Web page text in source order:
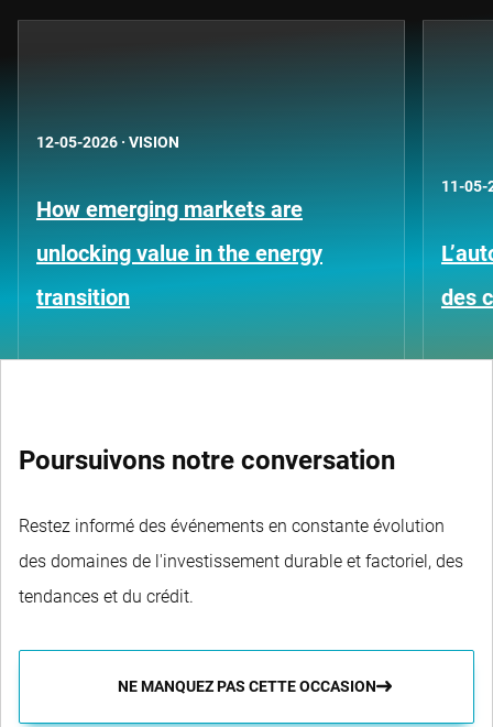
12-05-2026 · VISION
How emerging markets are
unlocking value in the energy
transition
11-05-
des
Poursuivons notre conversation
Restez informé des événements en constante évolution
des domaines de l'investissement durable et factoriel, des
tendances et du crédit.
NE MANQUEZ PAS CETTE OCCASION